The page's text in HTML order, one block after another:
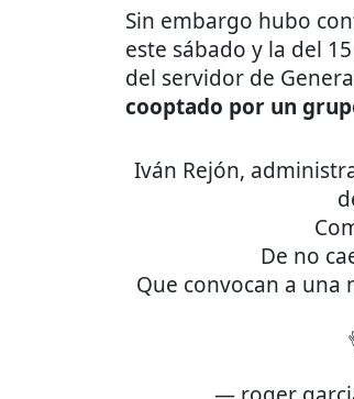
Sin embargo hubo
este sábado y la del
del servidor de
cooptado por un
Iván Rejón,
De no
Que convocan a